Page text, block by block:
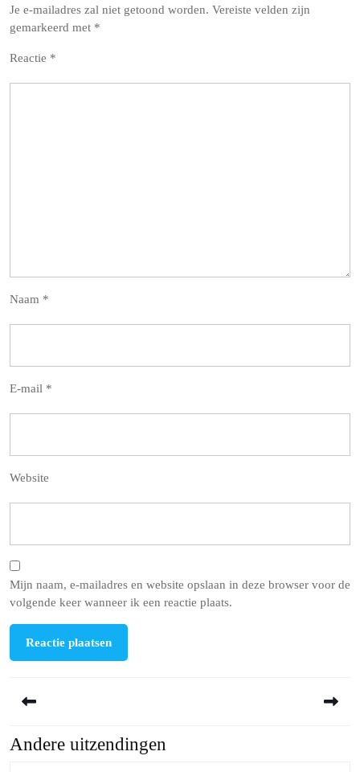
Je e-mailadres zal niet getoond worden. Vereiste velden zijn
gemarkeerd met *
Reactie *
Naam *
E-mail *
Website
Mijn naam, e-mailadres en website opslaan in deze browser voor de
volgende keer wanneer ik een reactie plaats.
Previous
Andere uitzendingen